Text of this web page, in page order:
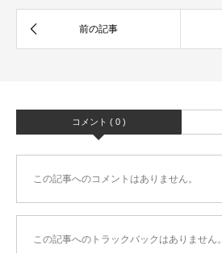
コメント ( 0 )
この記事へのコメントはありません。
この記事へのトラックバックはありません。